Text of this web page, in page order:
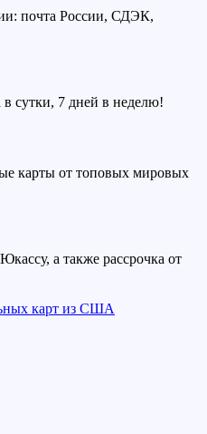
почта России, СДЭК,
сутки, 7 дней в неделю!
карты от топовых мировых
а также рассрочка от
карт из США